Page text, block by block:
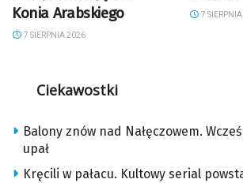
Konia Arabskiego
7 SIERPNIA 2026
7
Ciekawostki
Balony znów nad Nałęczowem.
upał
Kręcili w pałacu. Kultowy serial